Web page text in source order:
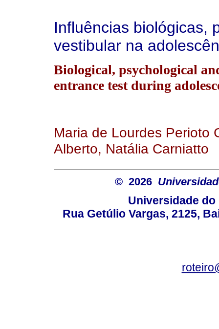
Influências biológicas,
vestibular na
Biological, psychological
entrance test during
Maria de Lourdes Perioto
Alberto, Natália Carniatto
© 2026
Universidade do
Rua Getúlio Vargas, 2125,